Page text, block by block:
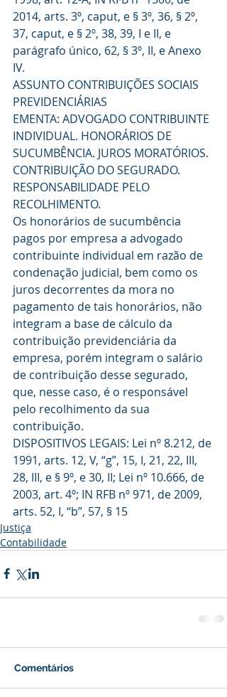
2014, arts. 3º, caput, e § 3º, 36, § 2º,
37, caput, e § 2º, 38, 39, I e II, e
parágrafo único, 62, § 3º, II, e Anexo
IV.
ASSUNTO CONTRIBUIÇÕES SOCIAIS
PREVIDENCIÁRIAS
EMENTA: ADVOGADO CONTRIBUINTE
INDIVIDUAL. HONORÁRIOS DE
SUCUMBÊNCIA. JUROS MORATÓRIOS.
CONTRIBUIÇÃO DO SEGURADO.
RESPONSABILIDADE PELO
RECOLHIMENTO.
Os honorários de sucumbência
pagos por empresa a advogado
contribuinte individual em razão de
condenação judicial, bem como os
juros decorrentes da mora no
pagamento de tais honorários, não
integram a base de cálculo da
contribuição previdenciária da
empresa, porém integram o salário
de contribuição desse segurado,
que, nesse caso, é o responsável
pelo recolhimento da sua
contribuição.
DISPOSITIVOS LEGAIS: Lei nº 8.212, de
1991, arts. 12, V, “g”, 15, I, 21, 22, III,
28, III, e § 9º, e 30, II; Lei nº 10.666, de
2003, art. 4º; IN RFB nº 971, de 2009,
arts. 52, I, “b”, 57, § 15
Justiça
Contabilidade
Comentários